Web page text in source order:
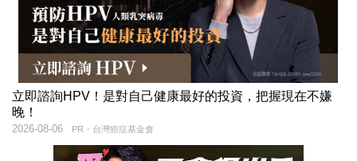
立即諮詢HPV！是對自己健康最好的投資，把握現在不嫌
晚！
PR・台灣癌症基金會
2026-08-06